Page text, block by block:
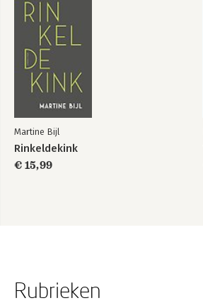
Martine Bijl
Rinkeldekink
€ 15,99
Rubrieken